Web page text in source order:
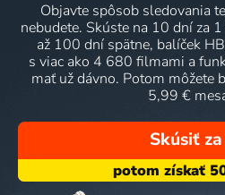
Objavte spôsob sledovania
nebudete. Skúste na 10 dní za
až 100 dní spätne, balíček
s viac ako 4 680 filmami a
mať už dávno. Potom môžete
5,99 €
Skúsiť